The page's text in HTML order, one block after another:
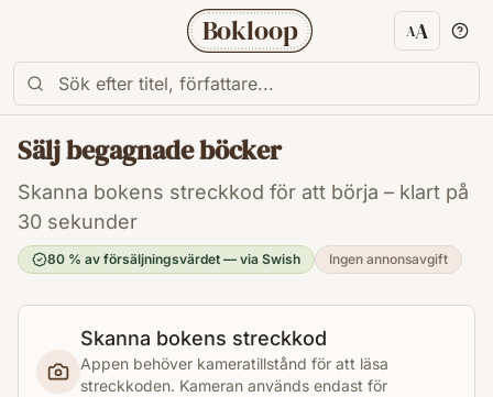
Bokloop AA
Sälj begagnade böcker
Skanna bokens streckkod för att börja – klart på
30 sekunder
80 % av försäljningsvärdet — via Swish Ingen annonsavgift
Skanna bokens streckkod
Appen behöver kameratillstånd för att läsa
streckkoden. Kameran används endast för